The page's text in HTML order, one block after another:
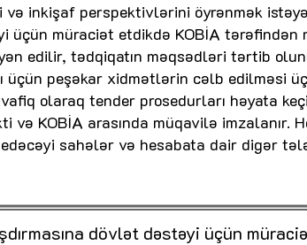
inkişaf perspektivlərini öyrənmək
üçün müraciət etdikdə KOBİA tərəfindən
edilir, tədqiqatın məqsədləri tərtib
üçün peşəkar xidmətlərin cəlb edilməsi
olaraq tender prosedurları həyata
KOBİA arasında müqavilə imzalanır.
edəcəyi sahələr və hesabata dair digər
dövlət dəstəyi üçün